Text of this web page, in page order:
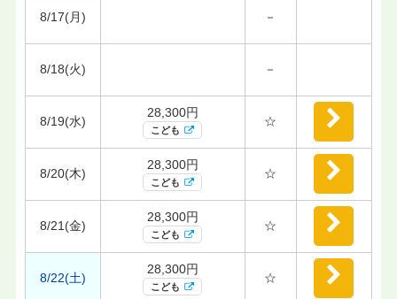
8/17(月) －
8/18(火) －
8/19(水)
28,300円
こども
☆
8/20(木)
28,300円
こども
☆
8/21(金)
28,300円
こども
☆
8/22(土)
28,300円
こども
☆